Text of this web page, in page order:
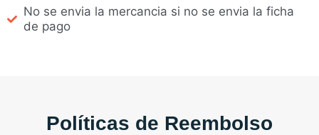
No se envia la mercancia si no se envia la ficha
de pago
Políticas de Reembolso